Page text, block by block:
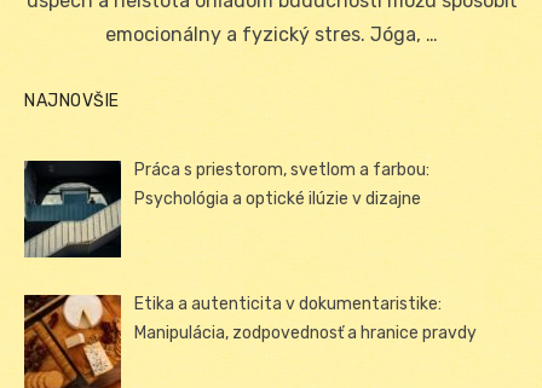
emocionálny a fyzický stres. Jóga, …
NAJNOVŠIE
Práca s priestorom, svetlom a farbou:
Psychológia a optické ilúzie v dizajne
Etika a autenticita v dokumentaristike:
Manipulácia, zodpovednosť a hranice pravdy